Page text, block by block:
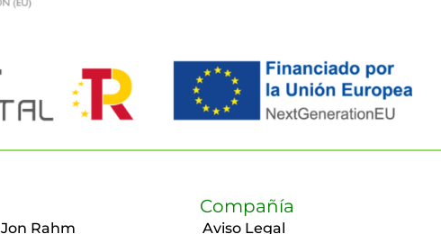
Jon Rahm
Compañía
Aviso Legal